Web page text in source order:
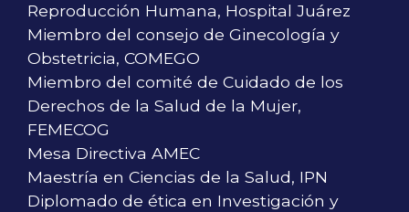
Reproducción Humana, Hospital Juárez
Miembro del consejo de Ginecología y
Obstetricia, COMEGO
Miembro del comité de Cuidado de los
Derechos de la Salud de la Mujer,
FEMECOG
Mesa Directiva AMEC
Maestría en Ciencias de la Salud, IPN
Diplomado de ética en Investigación y